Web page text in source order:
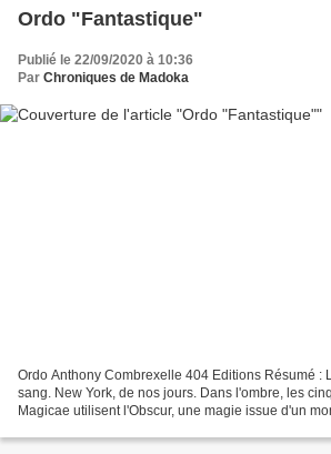
Ordo "Fantastique"
Publié le 22/09/2020 à 10:36
Par Chroniques de Madoka
Ordo Anthony Combrexelle 404 Editions Résumé :
sang. New York, de nos jours. Dans l'ombre, les
Magicae utilisent l'Obscur, une magie issue d'un